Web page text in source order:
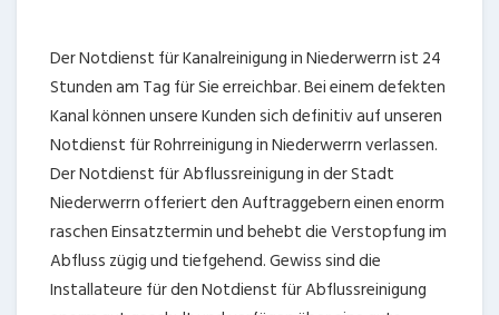
Der Notdienst für Kanalreinigung in Niederwerrn ist 24
Stunden am Tag für Sie erreichbar. Bei einem defekten
Kanal können unsere Kunden sich definitiv auf unseren
Notdienst für Rohrreinigung in Niederwerrn verlassen.
Der Notdienst für Abflussreinigung in der Stadt
Niederwerrn offeriert den Auftraggebern einen enorm
raschen Einsatztermin und behebt die Verstopfung im
Abfluss zügig und tiefgehend. Gewiss sind die
Installateure für den Notdienst für Abflussreinigung